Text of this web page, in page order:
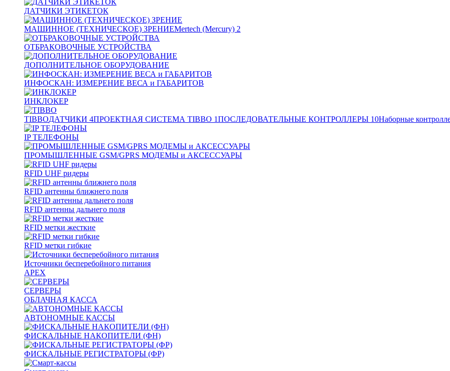
ДАТЧИКИ ЭТИКЕТОК
МАШИННОЕ (ТЕХНИЧЕСКОЕ) ЗРЕНИЕMertech (Mercury) 2
ОТБРАКОВОЧНЫЕ УСТРОЙСТВА
ДОПОЛНИТЕЛЬНОЕ ОБОРУДОВАНИЕ
ИНФОСКАН: ИЗМЕРЕНИЕ ВЕСА и ГАБАРИТОВ
ИНКЛОКЕР
TIBBOДАТЧИКИ 4ПРОЕКТНАЯ СИСТЕМА TIBBO 1ПОСЛЕДОВАТЕЛЬНЫЕ КОНТРОЛЛЕРЫ 10Наборные
IP ТЕЛЕФОНЫ
ПРОМЫШЛЕННЫЕ GSM/GPRS МОДЕМЫ и АКСЕССУАРЫ
RFID UHF ридеры
RFID антенны ближнего поля
RFID антенны дальнего поля
RFID метки жесткие
RFID метки гибкие
Источники бесперебойного питания
APEX
СЕРВЕРЫ
ОБЛАЧНАЯ КАССА
АВТОНОМНЫЕ КАССЫ
ФИСКАЛЬНЫЕ НАКОПИТЕЛИ (ФН)
ФИСКАЛЬНЫЕ РЕГИСТРАТОРЫ (ФР)